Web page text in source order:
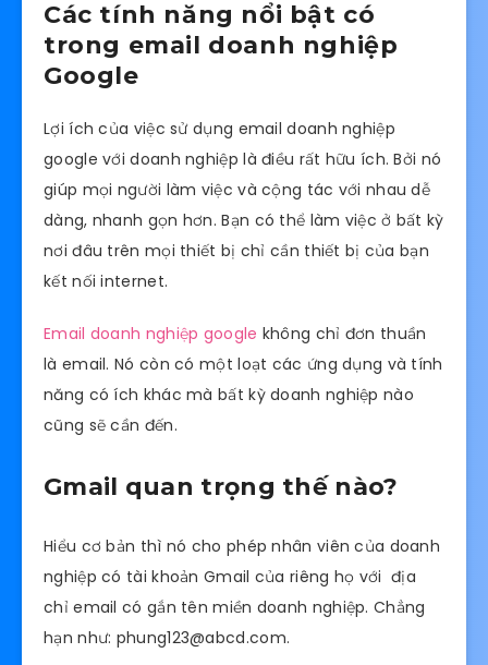
Các tính năng nổi bật có
trong email doanh nghiệp
Google
Lợi ích của việc sử dụng email doanh nghiệp
google với doanh nghiệp là điều rất hữu ích. Bởi nó
giúp mọi người làm việc và cộng tác với nhau dễ
dàng, nhanh gọn hơn. Bạn có thể làm việc ở bất kỳ
nơi đâu trên mọi thiết bị chỉ cần thiết bị của bạn
kết nối internet.
Email doanh nghiệp google không chỉ đơn thuần
là email. Nó còn có một loạt các ứng dụng và tính
năng có ích khác mà bất kỳ doanh nghiệp nào
cũng sẽ cần đến.
Gmail quan trọng thế nào?
Hiểu cơ bản thì nó cho phép nhân viên của doanh
nghiệp có tài khoản Gmail của riêng họ với địa
chỉ email có gắn tên miền doanh nghiệp. Chẳng
hạn như: phung123@abcd.com.